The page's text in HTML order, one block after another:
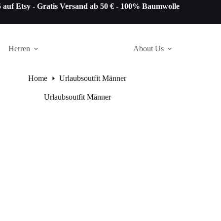
Etsy - Gratis Versand ab 50 € - 100% Baumwolle
Herren About Us
Home Urlaubsoutfit Männer
Urlaubsoutfit Männer